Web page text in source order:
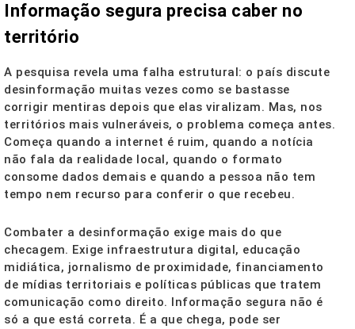
Informação segura precisa caber no
território
A pesquisa revela uma falha estrutural: o país discute
desinformação muitas vezes como se bastasse
corrigir mentiras depois que elas viralizam. Mas, nos
territórios mais vulneráveis, o problema começa antes.
Começa quando a internet é ruim, quando a notícia
não fala da realidade local, quando o formato
consome dados demais e quando a pessoa não tem
tempo nem recurso para conferir o que recebeu.
Combater a desinformação exige mais do que
checagem. Exige infraestrutura digital, educação
midiática, jornalismo de proximidade, financiamento
de mídias territoriais e políticas públicas que tratem
comunicação como direito. Informação segura não é
só a que está correta. É a que chega, pode ser